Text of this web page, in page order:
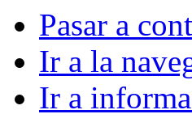
Pasar a
Ir a la
Ir a